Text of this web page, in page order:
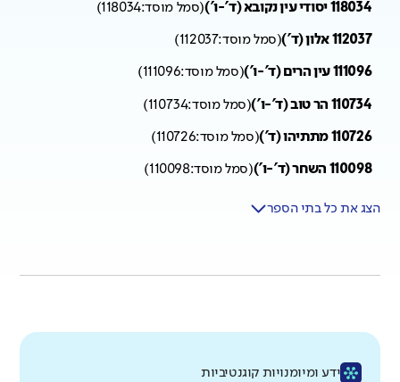
118034 יסודי עין נקובא (ד'-ו') (סמל מוסד:118034
)
112037 אלון (ד') (סמל מוסד:112037
)
111096 עין הרים (ד'-ו') (סמל מוסד:111096
)
110734 הר טוב (ד'-ו') (סמל מוסד:110734
)
110726 מתתיהו (ד') (סמל מוסד:110726
)
110098 השחר (ד'-ו') (סמל מוסד:110098
)
הצג את כל בתי הספר
ידע ומיומנויות קוגנטיביות